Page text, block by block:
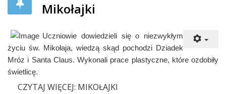
Mikołajki
Uczniowie dowiedzieli się o niezwykłym
życiu św. Mikołaja, wiedzą skąd pochodzi Dziadek
Mróz i Santa Claus. Wykonali prace plastyczne, które ozdobiły
świetlicę.
CZYTAJ WIĘCEJ: MIKOŁAJKI